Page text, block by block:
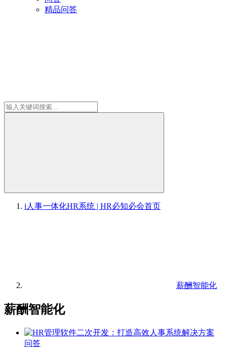
精品问答
i人事一体化HR系统 | HR必知必会首页
薪酬智能化
薪酬智能化
问答